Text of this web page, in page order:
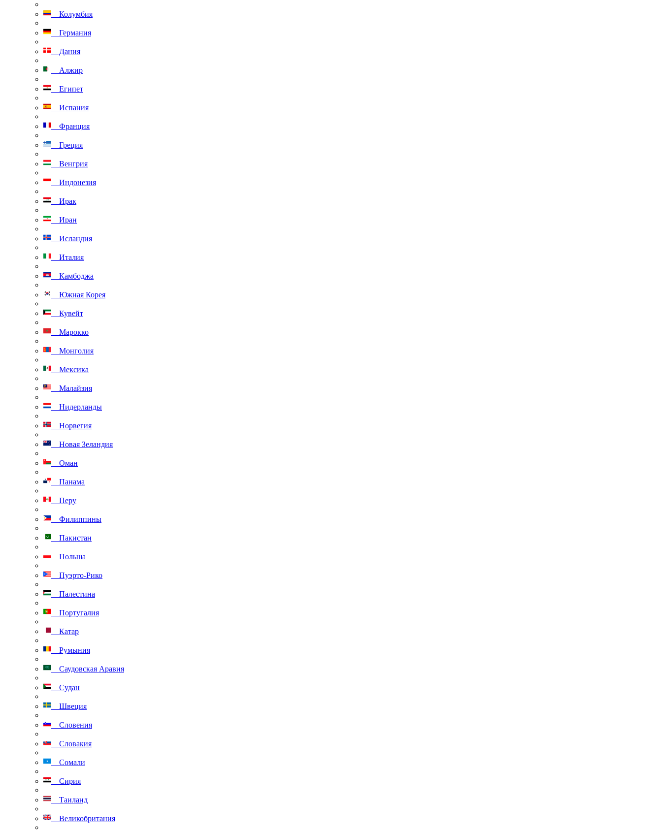
Колумбия
Германия
Дания
Алжир
Египет
Испания
Франция
Греция
Венгрия
Индонезия
Ирак
Иран
Исландия
Италия
Камбоджа
Южная Корея
Кувейт
Марокко
Монголия
Мексика
Малайзия
Нидерланды
Норвегия
Новая Зеландия
Оман
Панама
Перу
Филиппины
Пакистан
Польша
Пуэрто-Рико
Палестина
Португалия
Катар
Румыния
Саудовская Аравия
Судан
Швеция
Словения
Словакия
Сомали
Сирия
Таиланд
Великобритания